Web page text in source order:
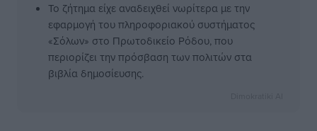
Το ζήτημα είχε αναδειχθεί νωρίτερα με την
εφαρμογή του πληροφοριακού συστήματος
«Σόλων» στο Πρωτοδικείο Ρόδου, που
περιορίζει την πρόσβαση των πολιτών στα
βιβλία δημοσίευσης.